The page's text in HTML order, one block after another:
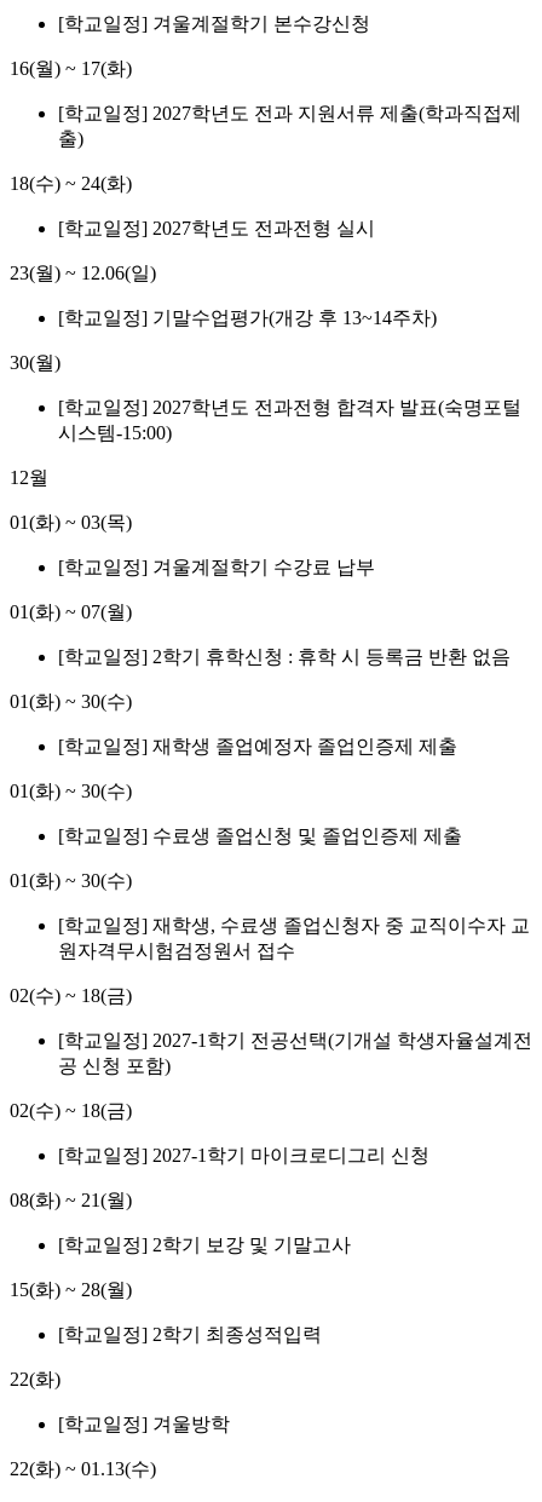
[학교일정] 겨울계절학기 본수강신청
16(월) ~ 17(화)
[학교일정] 2027학년도 전과 지원서류 제출(학과직접제
출)
18(수) ~ 24(화)
[학교일정] 2027학년도 전과전형 실시
23(월) ~ 12.06(일)
[학교일정] 기말수업평가(개강 후 13~14주차)
30(월)
[학교일정] 2027학년도 전과전형 합격자 발표(숙명포털
시스템-15:00)
12월
01(화) ~ 03(목)
[학교일정] 겨울계절학기 수강료 납부
01(화) ~ 07(월)
[학교일정] 2학기 휴학신청 : 휴학 시 등록금 반환 없음
01(화) ~ 30(수)
[학교일정] 재학생 졸업예정자 졸업인증제 제출
01(화) ~ 30(수)
[학교일정] 수료생 졸업신청 및 졸업인증제 제출
01(화) ~ 30(수)
[학교일정] 재학생, 수료생 졸업신청자 중 교직이수자 교
원자격무시험검정원서 접수
02(수) ~ 18(금)
[학교일정] 2027-1학기 전공선택(기개설 학생자율설계전
공 신청 포함)
02(수) ~ 18(금)
[학교일정] 2027-1학기 마이크로디그리 신청
08(화) ~ 21(월)
[학교일정] 2학기 보강 및 기말고사
15(화) ~ 28(월)
[학교일정] 2학기 최종성적입력
22(화)
[학교일정] 겨울방학
22(화) ~ 01.13(수)